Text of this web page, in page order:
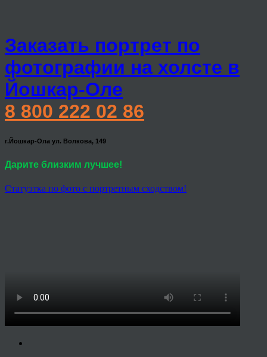
Заказать портрет по
фотографии на холсте в
Йошкар-Оле
8 800 222 02 86
г.Йошкар-Ола ул. Волкова, 149
Дарите близким лучшее!
Статуэтка по фото с портретным сходством!